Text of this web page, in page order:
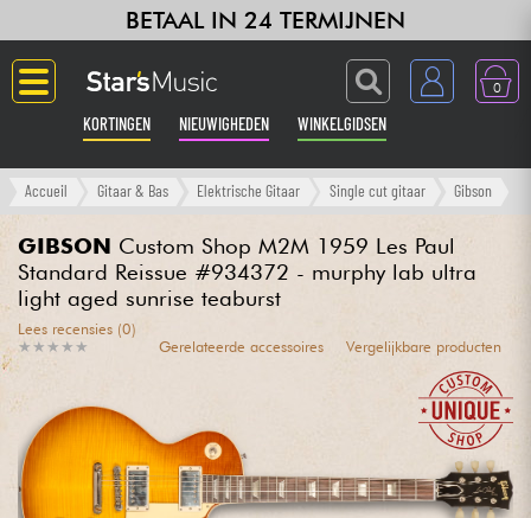
BETAAL IN 24 TERMIJNEN
0
KORTINGEN NIEUWIGHEDEN WINKELGIDSEN
Langue
Gitaar & Bas
Versterker & Effecten
Synths & samplers
Home-studio
Accueil Gitaar & Bas Elektrische Gitaar Single cut gitaar Gibson
GIBSON Custom Shop M2M 1959 Les Paul
Standard Reissue #934372 - murphy lab ultra
light aged sunrise teaburst
★ ★ ★ ★ ★
★ ★ ★ ★ ★
Lees recensies (0)
Gerelateerde accessoires
Vergelijkbare producten